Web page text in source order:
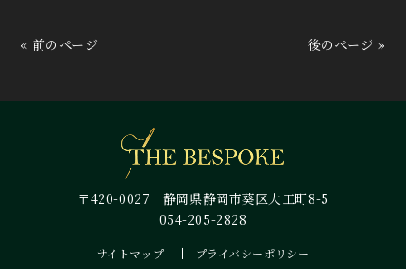
« 前のページ 後のページ »
〒420-0027 静岡県静岡市葵区大工町8-5
054-205-2828
サイトマップ プライバシーポリシー